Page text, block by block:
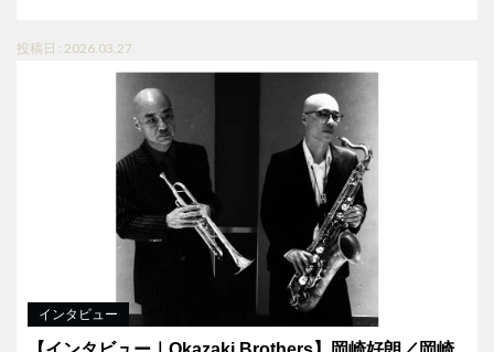
投稿日 : 2026.03.27
インタビュー